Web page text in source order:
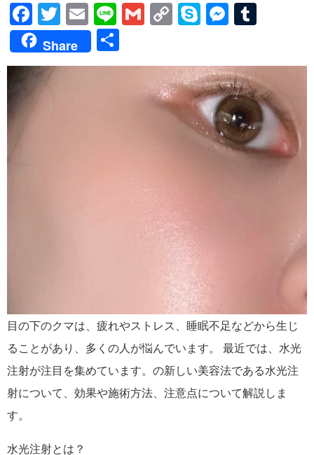
Facebook
Twitter
EmailLineGmailCopySkype
Share
有
目の下のクマは、疲れやストレス、睡眠不足などから生じ
ることがあり、多くの人が悩んでいます。 最近では、水光
注射が注目を集めています。の新しい美容法である水光注
射について、効果や施術方法、注意点について解説しま
す。
水光注射とは？